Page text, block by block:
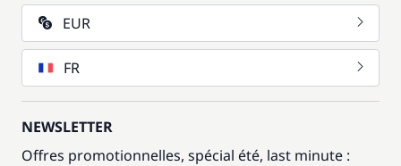
EUR
FR
NEWSLETTER
Offres promotionnelles, spécial été, last minute :